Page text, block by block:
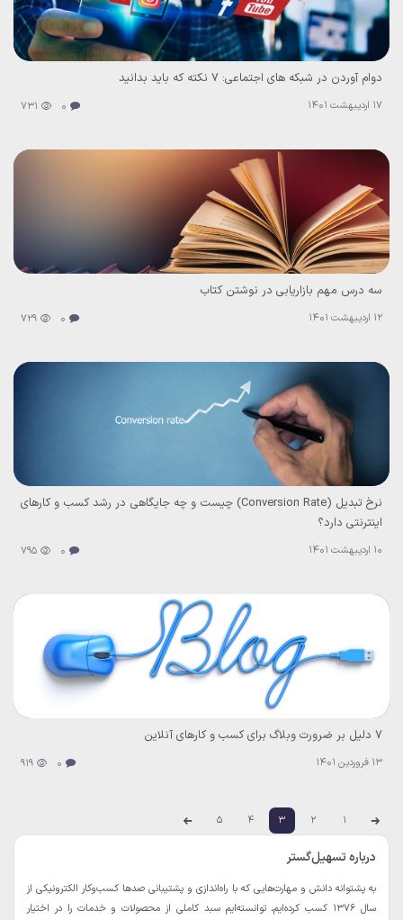
دوام آوردن در شبکه های اجتماعی: 7 نکته که باید بدانید
17 اردیبهشت 1401 0
731
سه درس مهم بازاریابی در نوشتن کتاب
12 اردیبهشت 1401 0
729
نرخ تبدیل (Conversion Rate) چیست و چه جایگاهی در رشد کسب و کارهای
اینترنتی دارد؟
10 اردیبهشت 1401 0
795
۷ دلیل بر ضرورت وبلاگ برای کسب و کارهای آنلاین
13 فروردین 1401 0
919
1
2
3
4
5
درباره تسهیل‌گستر
به پشتوانه دانش و مهارت‌هایی که با راه‌اندازی و پشتیبانی صدها کسب‌و‌کار الکترونیکی از
سال 1376 کسب کرده‌ایم، توانسته‌ایم سبد کاملی از محصولات و خدمات را در اختیار